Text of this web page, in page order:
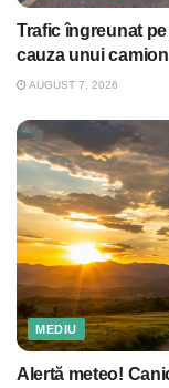
Trafic îngreunat
cauza unui
AUGUST 7, 2026
MEDIU
Alertă meteo!